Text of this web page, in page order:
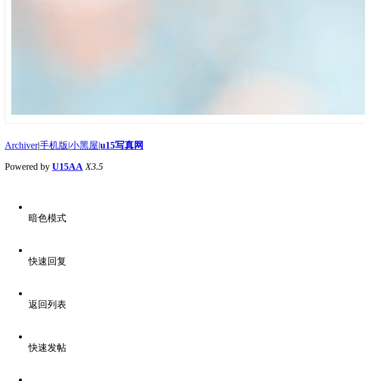
Archiver|手机版|小黑屋|u15写真网
Powered by U15AA X3.5
暗色模式
快速回复
返回列表
快速发帖